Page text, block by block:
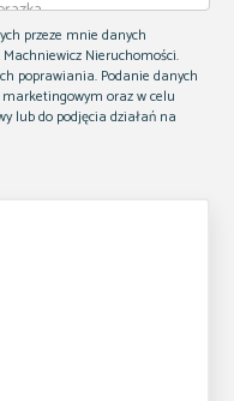
przeze mnie danych
Nieruchomości.
poprawiania. Podanie danych
oraz w celu
lub do podjęcia działań na